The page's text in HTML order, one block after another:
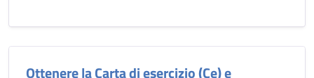
Ottenere la Carta di esercizio (Ce) e